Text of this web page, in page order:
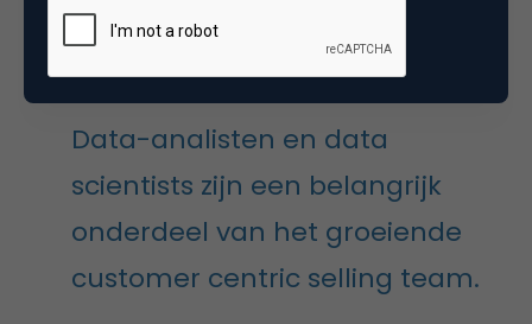
het bedrijf, dus het proces gaat steeds sneller en
beter.”
Data-analisten en data
scientists zijn een belangrijk
onderdeel van het groeiende
customer centric selling team.